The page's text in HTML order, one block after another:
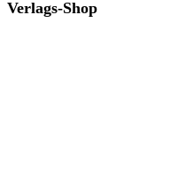
Verlags-Shop